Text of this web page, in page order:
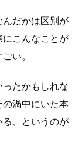
だかは区別が
こんなことが
い。
たかもしれな
渦中にいた本
る、というのが